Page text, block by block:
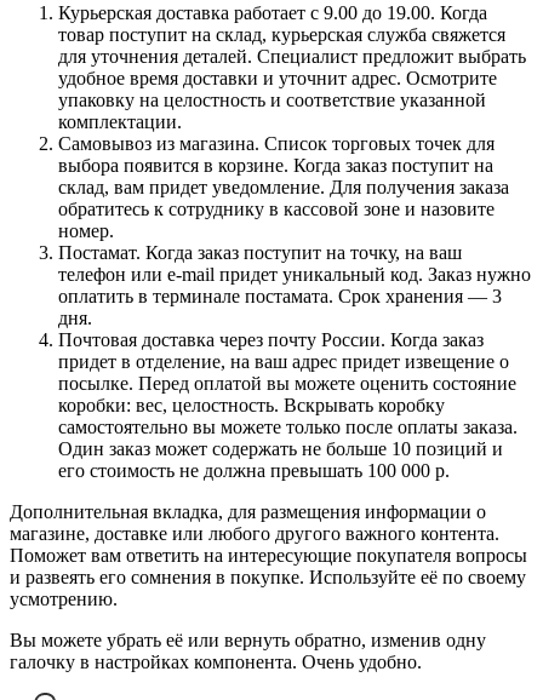
Курьерская доставка работает с 9.00 до 19.00. Когда
товар поступит на склад, курьерская служба свяжется
для уточнения деталей. Специалист предложит выбрать
удобное время доставки и уточнит адрес. Осмотрите
упаковку на целостность и соответствие указанной
комплектации.
Самовывоз из магазина. Список торговых точек для
выбора появится в корзине. Когда заказ поступит на
склад, вам придет уведомление. Для получения заказа
обратитесь к сотруднику в кассовой зоне и назовите
номер.
Постамат. Когда заказ поступит на точку, на ваш
телефон или e-mail придет уникальный код. Заказ нужно
оплатить в терминале постамата. Срок хранения — 3
дня.
Почтовая доставка через почту России. Когда заказ
придет в отделение, на ваш адрес придет извещение о
посылке. Перед оплатой вы можете оценить состояние
коробки: вес, целостность. Вскрывать коробку
самостоятельно вы можете только после оплаты заказа.
Один заказ может содержать не больше 10 позиций и
его стоимость не должна превышать 100 000 р.
Дополнительная вкладка, для размещения информации о
магазине, доставке или любого другого важного контента.
Поможет вам ответить на интересующие покупателя вопросы
и развеять его сомнения в покупке. Используйте её по своему
усмотрению.
Вы можете убрать её или вернуть обратно, изменив одну
галочку в настройках компонента. Очень удобно.